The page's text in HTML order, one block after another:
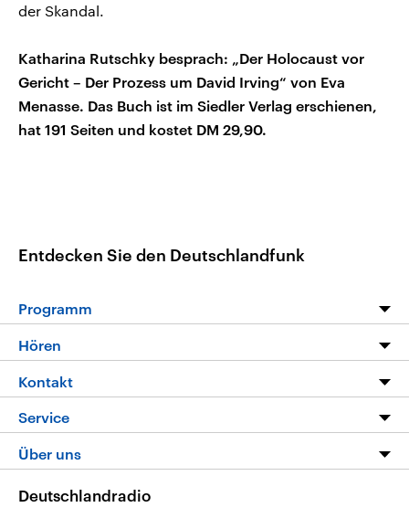
der Skandal.
Katharina Rutschky besprach: „Der Holocaust vor
Gericht – Der Prozess um David Irving“ von Eva
Menasse. Das Buch ist im Siedler Verlag erschienen,
hat 191 Seiten und kostet DM 29,90.
Entdecken Sie den Deutschlandfunk
Programm
Die Nachrichten
Nachrichtenleicht
Neue Beiträge auf dlf.de
Hören
Livestream
Podcasts
Deutschlandfunk App
Nachrichten App
Kontakt
Hörerservice
Service
FAQ
Veranstaltungen
Über uns
Deutschlandradio